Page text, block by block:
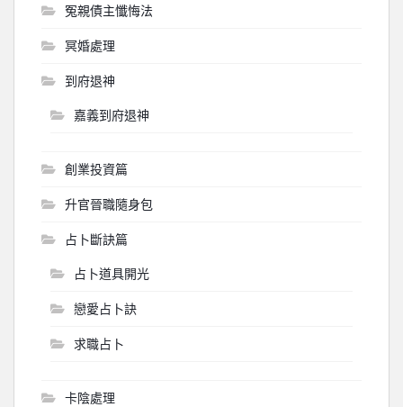
冤親債主懺悔法
冥婚處理
到府退神
嘉義到府退神
創業投資篇
升官晉職隨身包
占卜斷訣篇
占卜道具開光
戀愛占卜訣
求職占卜
卡陰處理